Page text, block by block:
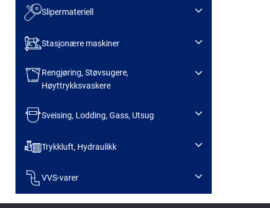
Slipermateriell
Stasjonære maskiner
Rengjøring, Støvsugere,
Høyttrykksvaskere
Sveising, Lodding, Gass, Utsug
Trykkluft, Hydraulikk
VVS-varer